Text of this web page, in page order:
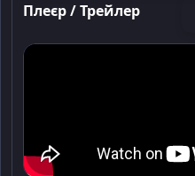
Плеєр / Трейлер